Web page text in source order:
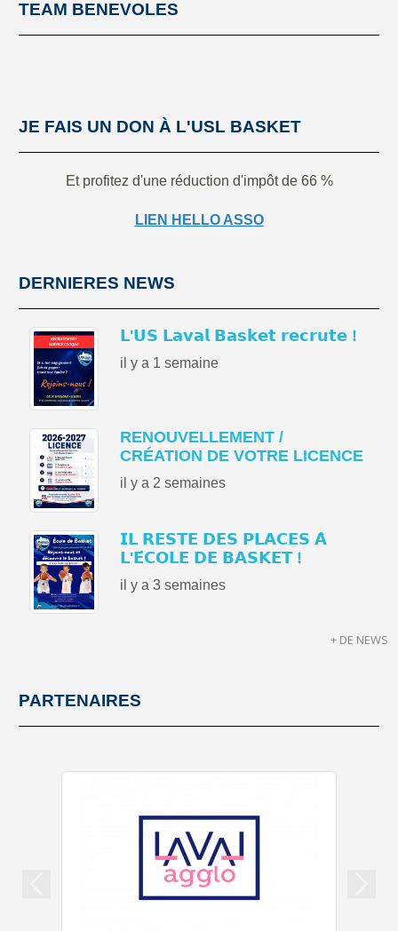
TEAM BENEVOLES
JE FAIS UN DON À L'USL BASKET
Et profitez d'une réduction d'impôt de 66 %
LIEN HELLO ASSO
DERNIERES NEWS
𝗟'𝗨𝗦 𝗟𝗮𝘃𝗮𝗹 𝗕𝗮𝘀𝗸𝗲𝘁 𝗿𝗲𝗰𝗿𝘂𝘁𝗲 !
il y a 1 semaine
RENOUVELLEMENT /
CRÉATION DE VOTRE LICENCE
il y a 2 semaines
𝗜𝗟 𝗥𝗘𝗦𝗧𝗘 𝗗𝗘𝗦 𝗣𝗟𝗔𝗖𝗘𝗦 𝗔̀
𝗟'𝗘́𝗖𝗢𝗟𝗘 𝗗𝗘 𝗕𝗔𝗦𝗞𝗘𝗧 !
il y a 3 semaines
+ DE NEWS
PARTENAIRES